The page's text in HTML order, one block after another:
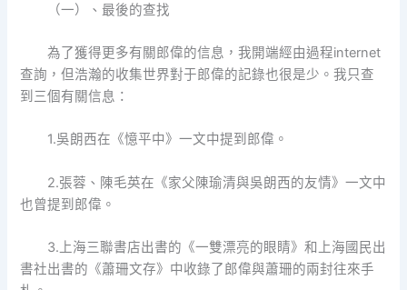
（一）、最後的查找
為了獲得更多有關郎偉的信息，我開端經由過程internet
查詢，但浩瀚的收集世界對于郎偉的記錄也很是少。我只查
到三個有關信息：
1.吳朗西在《憶平中》一文中提到郎偉。
2.張蓉、陳毛英在《家父陳瑜清與吳朗西的友情》一文中
也曾提到郎偉。
3.上海三聯書店出書的《一雙漂亮的眼睛》和上海國民出
書社出書的《蕭珊文存》中收錄了郎偉與蕭珊的兩封往來手